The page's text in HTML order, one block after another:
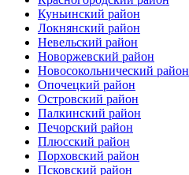
Куньинский район
Локнянский район
Невельский район
Новоржевский район
Новосокольнический район
Опочецкий район
Островский район
Палкинский район
Печорский район
Плюсский район
Порховский район
Псковский район